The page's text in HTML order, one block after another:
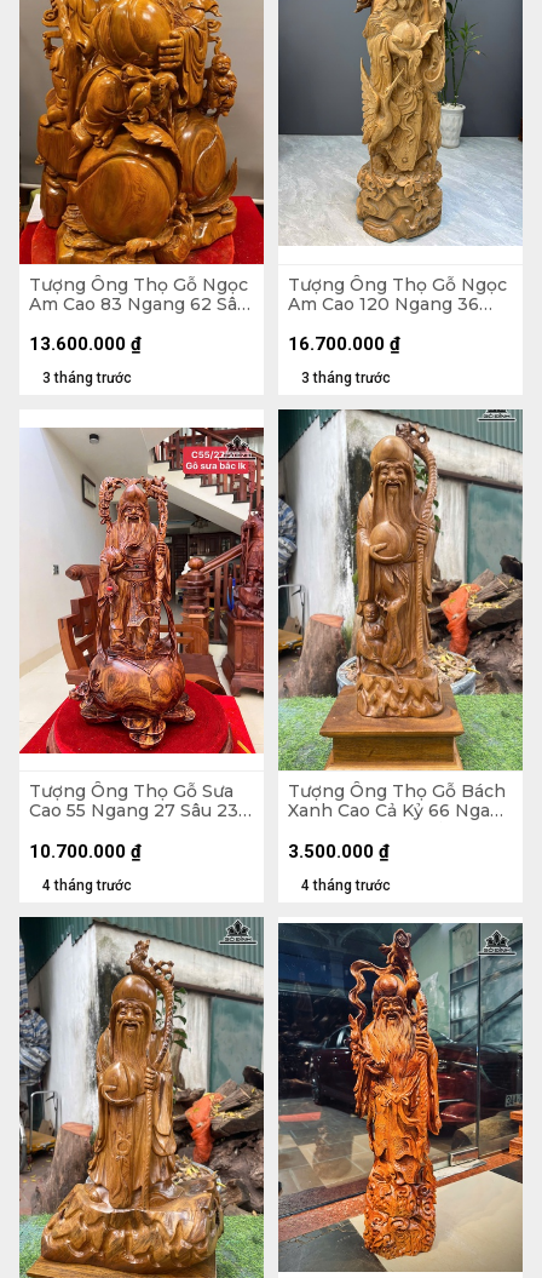
Tượng Ông Thọ Gỗ Ngọc
Am Cao 83 Ngang 62 Sâu
3 tháng trước
13.600.000 ₫
Tượng Ông Thọ Gỗ Ngọc
Am Cao 120 Ngang 36
3 tháng trước
16.700.000 ₫
Tượng Ông Thọ Gỗ Sưa
Cao 55 Ngang 27 Sâu 23
4 tháng trước
10.700.000 ₫
Tượng Ông Thọ Gỗ Bách
Xanh Cao Cả Kỷ 66 Ngang
(cm)
4 tháng trước
3.500.000 ₫